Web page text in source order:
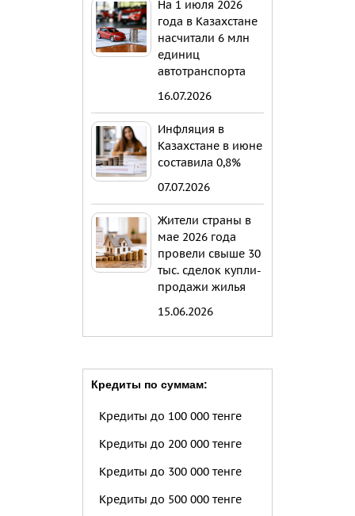
На 1 июля 2026
года в Казахстане
насчитали 6 млн
единиц
автотранспорта
16.07.2026
Инфляция в
Казахстане в июне
составила 0,8%
07.07.2026
Жители страны в
мае 2026 года
провели свыше 30
тыс. сделок купли-
продажи жилья
15.06.2026
Кредиты по суммам:
Кредиты до 100 000 тенге
Кредиты до 200 000 тенге
Кредиты до 300 000 тенге
Кредиты до 500 000 тенге